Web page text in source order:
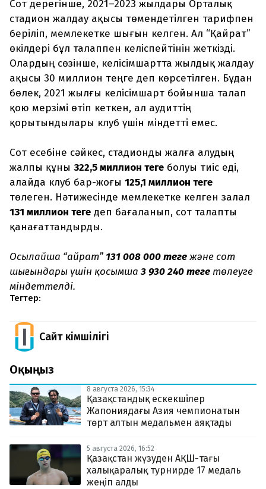
Сот дерегінше, 2021–2023 жылдары Орталық
стадион жалдау ақысы төмендетілген тарифпен
беріліп, мемлекетке шығын келген. Ал “Қайрат”
өкілдері бұл талаппен келіспейтінін жеткізді.
Олардың сөзінше, келісімшартта жылдық жалдау
ақысы 30 миллион теңге деп көрсетілген. Бұдан
бөлек, 2021 жылғы келісімшарт бойынша талап
қою мерзімі өтіп кеткен, ал аудиттің
қорытындылары клуб үшін міндетті емес.
Сот есебіне сәйкес, стадионды жалға алудың
жалпы құны 322,5 миллион теңге болуы тиіс еді,
алайда клуб бар-жоғы 125,1 миллион теңге
төлеген. Нәтижесінде мемлекетке келген залал
131 миллион теңге деп бағаланып, сот талапты
қанағаттандырды.
Осылайша “Қайрат” 131 008 000 теңгежәне сот
шығындары үшін қосымша3 930 240 теңге төлеуге
міндеттелді.
Тегтер:
Сайт Әкімшілігі
Оқыңыз
8 августа 2026, 15:34
Қазақстандық ескекшілер
Жапониядағы Азия чемпионатын
төрт алтын медальмен аяқтады
5 августа 2026, 16:52
Қазақстан жүзуден АҚШ-тағы
халықаралық турнирде 17 медаль
жеңіп алды